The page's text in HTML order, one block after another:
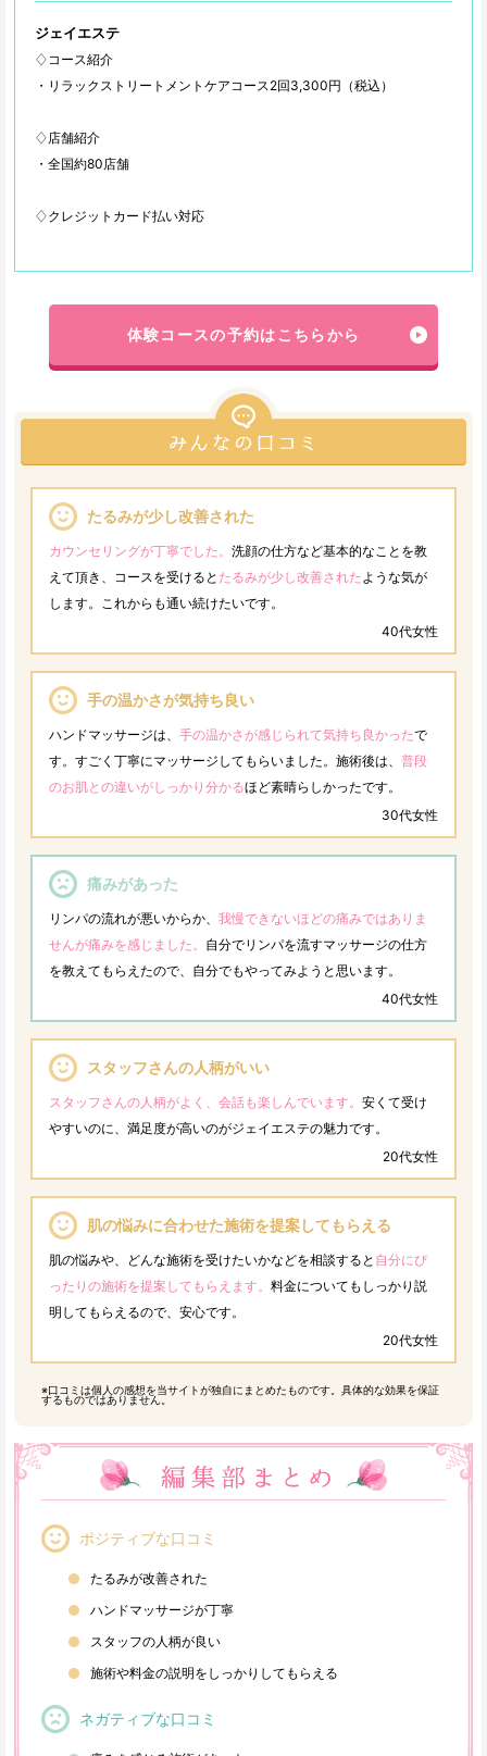
ジェイエステ
♢コース紹介
・リラックストリートメントケアコース2回3,300円（税込）
♢店舗紹介
・全国約80店舗
♢クレジットカード払い対応
体験コースの予約はこちらから
たるみが少し改善された
カウンセリングが丁寧でした。 洗顔の仕方など基本的なことを教
えて頂き、コースを受けると たるみが少し改善されたような気が
します。これからも通い続けたいです。
40代女性
手の温かさが気持ち良い
ハンドマッサージは、 手の温かさが感じられて気持ち良かったで
す。すごく丁寧にマッサージしてもらいました。施術後は、 普段
のお肌との違いがしっかり分かるほど素晴らしかったです。
30代女性
痛みがあった
リンパの流れが悪いからか、 我慢できないほどの痛みではありま
せんが痛みを感じました。 自分でリンパを流すマッサージの仕方
を教えてもらえたので、自分でもやってみようと思います。
40代女性
スタッフさんの人柄がいい
スタッフさんの人柄がよく、会話も楽しんでいます。 安くて受け
やすいのに、満足度が高いのがジェイエステの魅力です。
20代女性
肌の悩みに合わせた施術を提案してもらえる
肌の悩みや、どんな施術を受けたいかなどを相談すると 自分にぴ
ったりの施術を提案してもらえます。 料金についてもしっかり説
明してもらえるので、安心です。
20代女性
※口コミは個人の感想を当サイトが独自にまとめたものです。具体的な効果を保証
するものではありません。
ポジティブな口コミ
たるみが改善された
ハンドマッサージが丁寧
スタッフの人柄が良い
施術や料金の説明をしっかりしてもらえる
ネガティブな口コミ